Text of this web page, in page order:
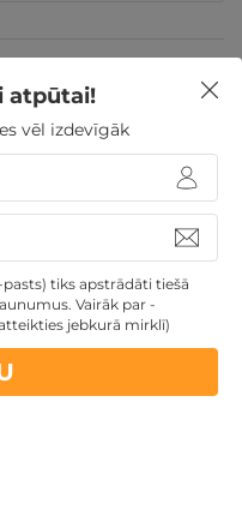
Sieviešu dienā
Veselības atpūta -
Mātes dienā
administrācijasmaksas
garantija
atpūtai!
vēl izdevīgāk
tiks apstrādāti tiešā
Vairāk par -
jebkurā mirklī)